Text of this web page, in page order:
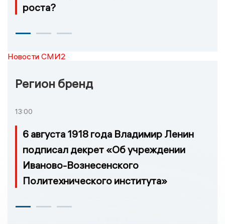
роста?
Новости СМИ2
Регион бренд
13:00
6 августа 1918 года Владимир Ленин
подписал декрет «Об учреждении
Иваново-Вознесенского
Политехнического института»